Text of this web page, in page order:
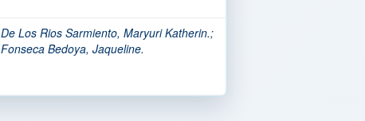
De Los Rios Sarmiento, Maryuri Katherin.;
Fonseca Bedoya, Jaqueline.